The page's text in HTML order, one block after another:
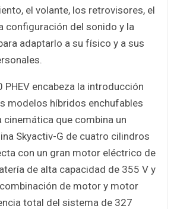
el volante, los retrovisores, el
configuración del sonido y la
adaptarlo a su físico y a sus
PHEV encabeza la introducción
modelos híbridos enchufables
cinemática que combina un
Skyactiv-G de cuatro cilindros
con un gran motor eléctrico de
de alta capacidad de 355 V y
de motor y motor
total del sistema de 327